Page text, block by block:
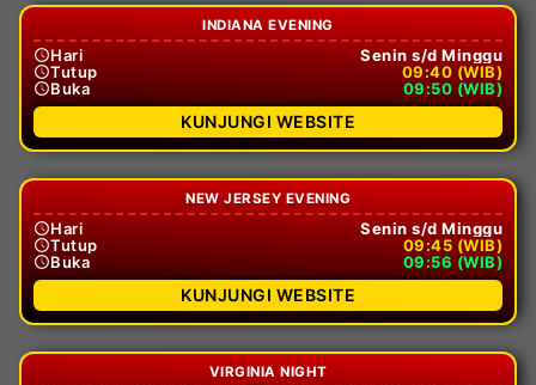
INDIANA EVENING
Hari
Senin s/d Minggu
Tutup
09:40 (WIB)
Buka
09:50 (WIB)
KUNJUNGI WEBSITE
NEW JERSEY EVENING
Hari
Senin s/d Minggu
Tutup
09:45 (WIB)
Buka
09:56 (WIB)
KUNJUNGI WEBSITE
VIRGINIA NIGHT